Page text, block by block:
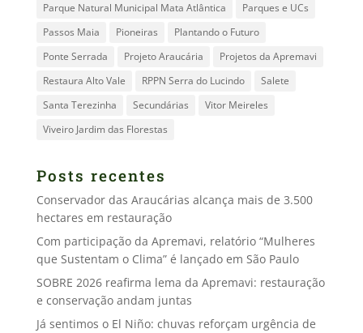
Parque Natural Municipal Mata Atlântica
Parques e UCs
Passos Maia
Pioneiras
Plantando o Futuro
Ponte Serrada
Projeto Araucária
Projetos da Apremavi
Restaura Alto Vale
RPPN Serra do Lucindo
Salete
Santa Terezinha
Secundárias
Vitor Meireles
Viveiro Jardim das Florestas
Posts recentes
Conservador das Araucárias alcança mais de 3.500
hectares em restauração
Com participação da Apremavi, relatório “Mulheres
que Sustentam o Clima” é lançado em São Paulo
SOBRE 2026 reafirma lema da Apremavi: restauração
e conservação andam juntas
Já sentimos o El Niño: chuvas reforçam urgência de